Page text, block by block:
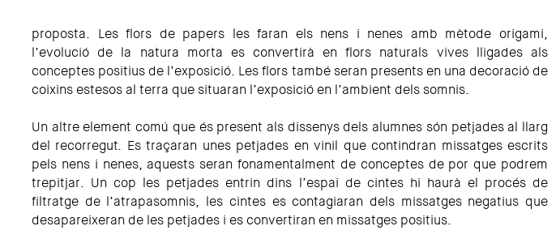
proposta. Les flors de papers les faran els nens i nenes amb mètode origami,
l’evolució de la natura morta es convertirà en flors naturals vives lligades als
conceptes positius de l’exposició. Les flors també seran presents en una decoració de
coixins estesos al terra que situaran l’exposició en l’ambient dels somnis.
Un altre element comú que és present als dissenys dels alumnes són petjades al llarg
del recorregut. Es traçaran unes petjades en vinil que contindran missatges escrits
pels nens i nenes, aquests seran fonamentalment de conceptes de por que podrem
trepitjar. Un cop les petjades entrin dins l’espai de cintes hi haurà el procés de
filtratge de l’atrapasomnis, les cintes es contagiaran dels missatges negatius que
desapareixeran de les petjades i es convertiran en missatges positius.